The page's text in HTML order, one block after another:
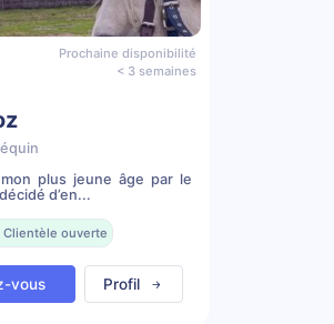
Prochaine disponibilité
< 3 semaines
plus jeune âge par le
d’en...
Clientèle ouverte
vous Profil